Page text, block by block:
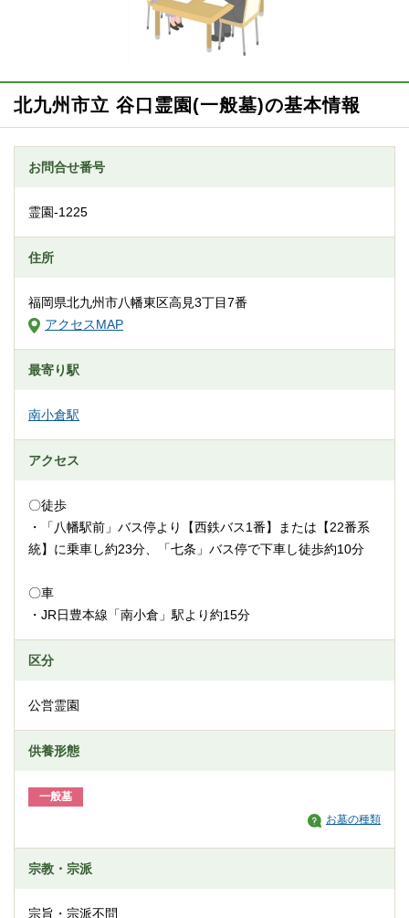
北九州市立 谷口霊園(一般墓)の基本情報
お問合せ番号
霊園-1225
住所
福岡県北九州市八幡東区高見3丁目7番
アクセスMAP
最寄り駅
南小倉駅
アクセス
〇徒歩
・「八幡駅前」バス停より【西鉄バス1番】または【22番系
統】に乗車し約23分、「七条」バス停で下車し徒歩約10分
〇車
・JR日豊本線「南小倉」駅より約15分
区分
公営霊園
供養形態
一般墓
お墓の種類
宗教・宗派
宗旨・宗派不問